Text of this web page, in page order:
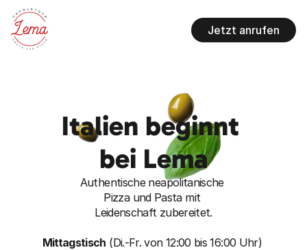
Jetzt anrufen
Italien beginnt
bei Lema
Authentische neapolitanische
Pizza und Pasta mit
Leidenschaft zubereitet.
Mittagstisch (Di.-Fr. von 12:00 bis 16:00 Uhr)